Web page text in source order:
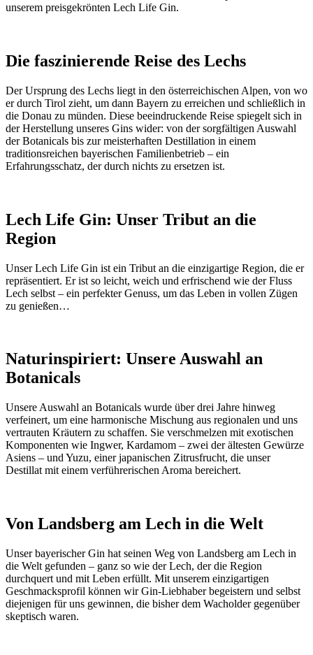
unserem preisgekrönten Lech Life Gin.
Die faszinierende Reise des Lechs
Der Ursprung des Lechs liegt in den österreichischen Alpen, von wo
er durch Tirol zieht, um dann Bayern zu erreichen und schließlich in
die Donau zu münden. Diese beeindruckende Reise spiegelt sich in
der Herstellung unseres Gins wider: von der sorgfältigen Auswahl
der Botanicals bis zur meisterhaften Destillation in einem
traditionsreichen bayerischen Familienbetrieb – ein
Erfahrungsschatz, der durch nichts zu ersetzen ist.
Lech Life Gin: Unser Tribut an die
Region
Unser Lech Life Gin ist ein Tribut an die einzigartige Region, die er
repräsentiert. Er ist so leicht, weich und erfrischend wie der Fluss
Lech selbst – ein perfekter Genuss, um das Leben in vollen Zügen
zu genießen…
Naturinspiriert: Unsere Auswahl an
Botanicals
Unsere Auswahl an Botanicals wurde über drei Jahre hinweg
verfeinert, um eine harmonische Mischung aus regionalen und uns
vertrauten Kräutern zu schaffen. Sie verschmelzen mit exotischen
Komponenten wie Ingwer, Kardamom – zwei der ältesten Gewürze
Asiens – und Yuzu, einer japanischen Zitrusfrucht, die unser
Destillat mit einem verführerischen Aroma bereichert.
Von Landsberg am Lech in die Welt
Unser bayerischer Gin hat seinen Weg von Landsberg am Lech in
die Welt gefunden – ganz so wie der Lech, der die Region
durchquert und mit Leben erfüllt. Mit unserem einzigartigen
Geschmacksprofil können wir Gin-Liebhaber begeistern und selbst
diejenigen für uns gewinnen, die bisher dem Wacholder gegenüber
skeptisch waren.